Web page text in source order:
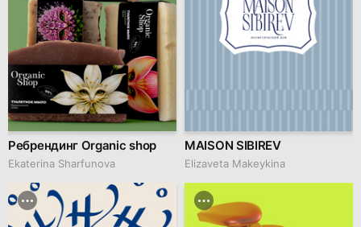
Ребрендинг Organic shop
Ekaterina Sharfunova
MAISON SIBIREV
Elizaveta Makeykina